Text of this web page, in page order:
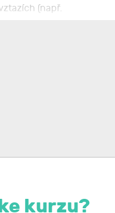
(např.
z nástrojů
Asertivní práva,
rekonstrukce.
Aktivní naslouchání,
dotazování,
na ni. Zpětná vazba s
diskuse.
kurzu?